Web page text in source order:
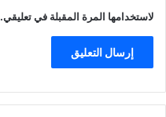
لاستخدامها المرة المقبلة في تعليقي.